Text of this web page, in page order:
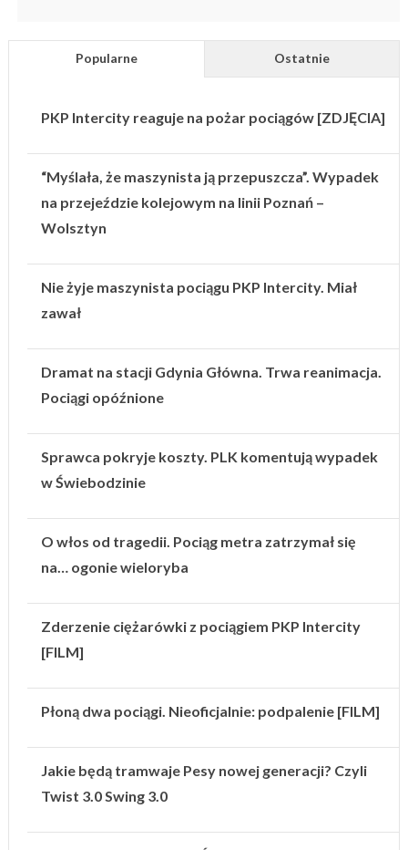
Popularne Ostatnie
PKP Intercity reaguje na pożar pociągów [ZDJĘCIA]
“Myślała, że maszynista ją przepuszcza”. Wypadek
na przejeździe kolejowym na linii Poznań –
Wolsztyn
Nie żyje maszynista pociągu PKP Intercity. Miał
zawał
Dramat na stacji Gdynia Główna. Trwa reanimacja.
Pociągi opóźnione
Sprawca pokryje koszty. PLK komentują wypadek
w Świebodzinie
O włos od tragedii. Pociąg metra zatrzymał się
na… ogonie wieloryba
Zderzenie ciężarówki z pociągiem PKP Intercity
[FILM]
Płoną dwa pociągi. Nieoficjalnie: podpalenie [FILM]
Jakie będą tramwaje Pesy nowej generacji? Czyli
Twist 3.0 Swing 3.0